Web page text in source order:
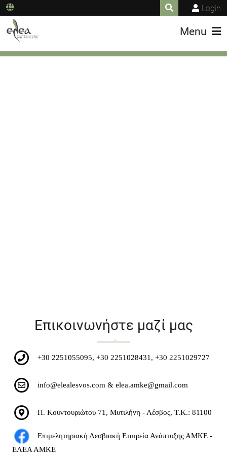
Login
Menu
Επικοινωνήστε μαζί μας
+30 2251055095, +30 2251028431, +30 2251029727
info@elealesvos.com & elea.amke@gmail.com
Π. Κουντουριώτου 71, Μυτιλήνη - Λέσβος, Τ.Κ.: 81100
Επιμελητηριακή Λεσβιακή Εταιρεία Ανάπτυξης ΑΜΚΕ -
ΕΛΕΑ ΑΜΚΕ